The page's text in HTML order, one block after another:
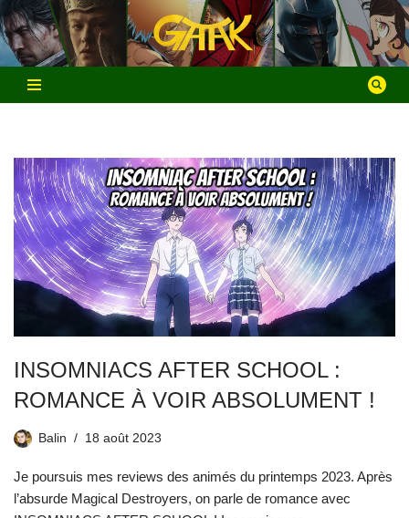
Aller
au
contenu
INSOMNIACS AFTER SCHOOL :
ROMANCE À VOIR ABSOLUMENT !
Balin 18 août 2023
Je poursuis mes reviews des animés du printemps 2023. Après
l’absurde Magical Destroyers, on parle de romance avec